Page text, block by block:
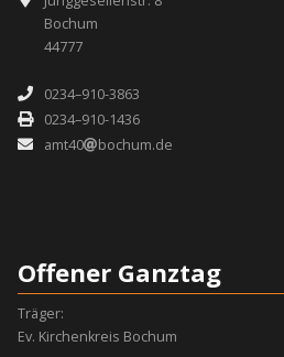
Bochum
44777
0234–910-3863
0234–910-1436
amt40
bochum.de
Offener Ganztag
Träger:
Ev. Kirchenkreis Bochum